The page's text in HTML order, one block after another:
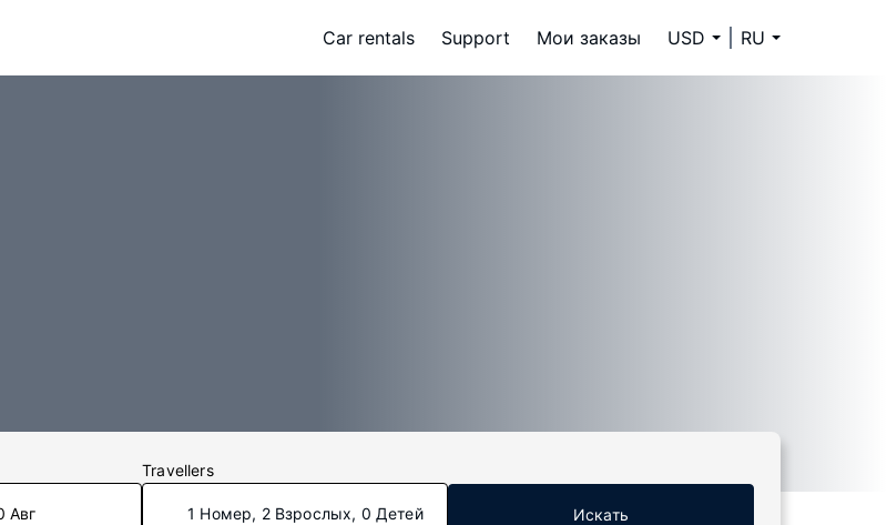
Car rentals Support Мои заказы USD RU
Авг
Travellers
1 Номер, 2 Взрослых, 0 Детей Искать